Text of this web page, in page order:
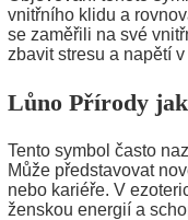
vnitřního klidu a
se zaměřili na své
zbavit stresu a napětí
Lůno Přírody
Tento symbol často
Může představovat
nebo kariéře. V
ženskou energií a